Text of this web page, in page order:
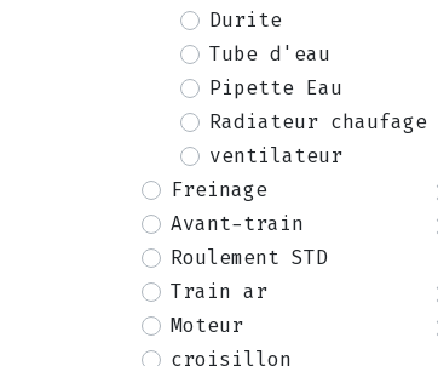
Durite
Tube d'eau
Pipette Eau
Radiateur chaufage
ventilateur
Freinage
Avant-train
Roulement STD
Train ar
Moteur
croisillon